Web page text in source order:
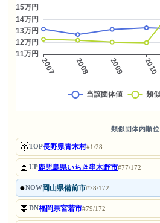
類似団体内順位
🥇TOP長野県青木村#1/28
⏫UP鹿児島県いちき串木野市#77/172
●NOW岡山県備前市#78/172
⏬DN福岡県宮若市#79/172